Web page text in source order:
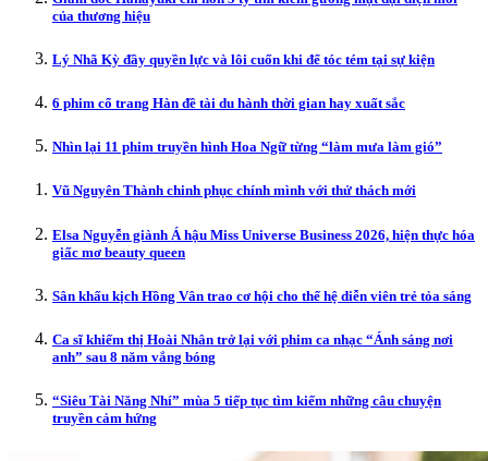
của thương hiệu
Lý Nhã Kỳ đầy quyền lực và lôi cuốn khi để tóc tém tại sự kiện
6 phim cổ trang Hàn đề tài du hành thời gian hay xuất sắc
Nhìn lại 11 phim truyền hình Hoa Ngữ từng “làm mưa làm gió”
Vũ Nguyên Thành chinh phục chính mình với thử thách mới
Elsa Nguyễn giành Á hậu Miss Universe Business 2026, hiện thực hóa
giấc mơ beauty queen
Sân khấu kịch Hồng Vân trao cơ hội cho thế hệ diễn viên trẻ tỏa sáng
Ca sĩ khiếm thị Hoài Nhân trở lại với phim ca nhạc “Ánh sáng nơi
anh” sau 8 năm vắng bóng
“Siêu Tài Năng Nhí” mùa 5 tiếp tục tìm kiếm những câu chuyện
truyền cảm hứng